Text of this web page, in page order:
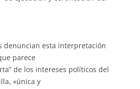
denuncian esta interpretación
parece
de los intereses políticos del
«única y